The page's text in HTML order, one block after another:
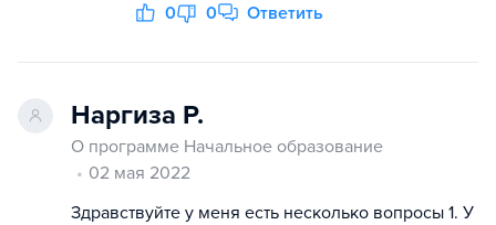
0 0 Ответить
Наргиза Р.
О программе Начальное образование
02 мая 2022
Здравствуйте у меня есть несколько вопросы 1. У